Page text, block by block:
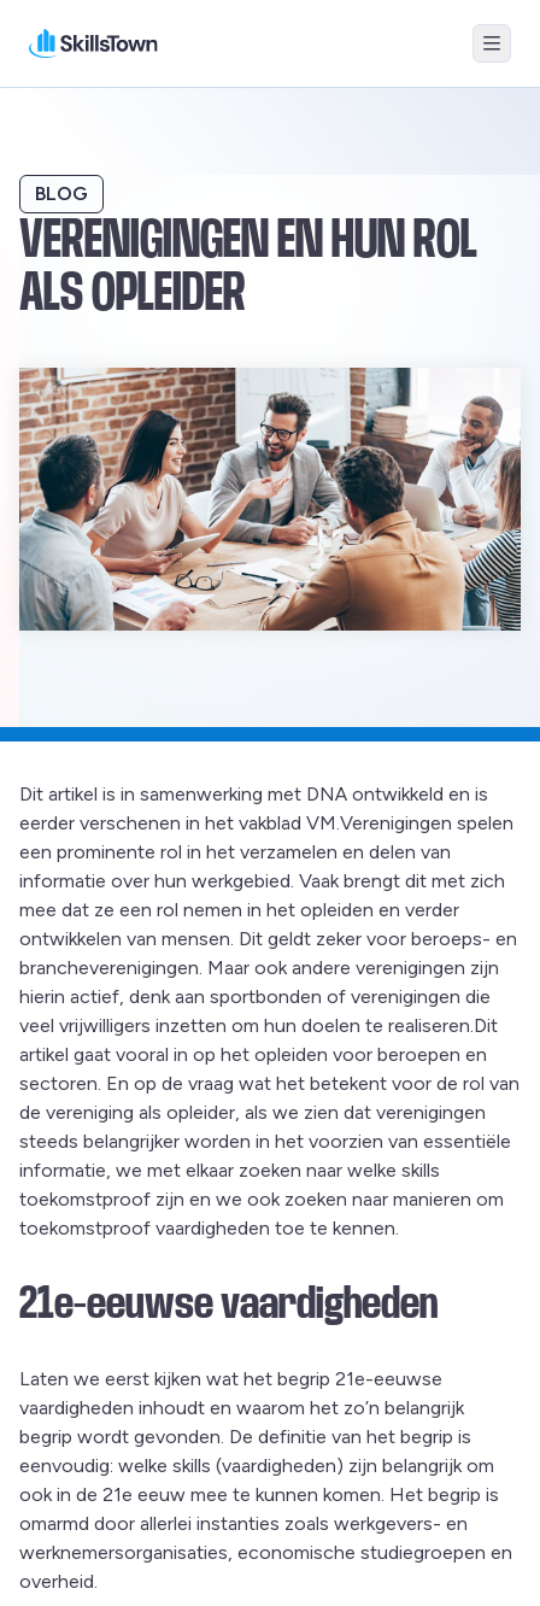
Menu
VERENIGINGEN EN HUN ROL
ALS OPLEIDER
BLOG
Dit artikel is in samenwerking met DNA ontwikkeld en is
eerder verschenen in het vakblad VM.Verenigingen spelen
een prominente rol in het verzamelen en delen van
informatie over hun werkgebied. Vaak brengt dit met zich
mee dat ze een rol nemen in het opleiden en verder
ontwikkelen van mensen. Dit geldt zeker voor beroeps- en
brancheverenigingen. Maar ook andere verenigingen zijn
hierin actief, denk aan sportbonden of verenigingen die
veel vrijwilligers inzetten om hun doelen te realiseren.Dit
artikel gaat vooral in op het opleiden voor beroepen en
sectoren. En op de vraag wat het betekent voor de rol van
de vereniging als opleider, als we zien dat verenigingen
steeds belangrijker worden in het voorzien van essentiële
informatie, we met elkaar zoeken naar welke skills
toekomstproof zijn en we ook zoeken naar manieren om
toekomstproof vaardigheden toe te kennen.
21e-eeuwse vaardigheden
Laten we eerst kijken wat het begrip 21e-eeuwse
vaardigheden inhoudt en waarom het zo’n belangrijk
begrip wordt gevonden. De definitie van het begrip is
eenvoudig: welke skills (vaardigheden) zijn belangrijk om
ook in de 21e eeuw mee te kunnen komen. Het begrip is
omarmd door allerlei instanties zoals werkgevers- en
werknemersorganisaties, economische studiegroepen en
overheid.